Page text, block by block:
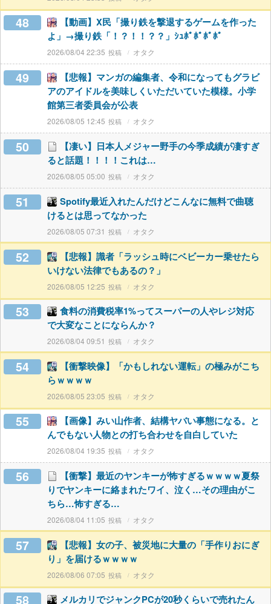
48
【動画】X民「撮り鉄を撃退するゲームを作った
よ」→撮り鉄「！？！！？？」ｼｭﾎﾟﾎﾟﾎﾟﾎﾟ
2026/08/04 22:35 オタク
49
【悲報】マンガの編集者、令和になってもグラビ
アのアイドルを美味しくいただいていた模様。小学
館第三者委員会が公表
2026/08/05 12:45 オタク
50
【凄い】日本人メジャー野手の今季成績が凄すぎ
ると話題！！！！これは…
2026/08/05 05:00 オタク
51
Spotify最近入れたんだけどこんなに無料で曲聴
けるとは思ってなかった
2026/08/05 07:31 オタク
52
【悲報】識者「ラッシュ時にベビーカー乗せたら
いけない法律でもあるの？」
2026/08/05 12:25 オタク
53
食料の消費税率1%ってスーパーの人やレジ対応
で大変なことにならんか？
2026/08/04 09:51 オタク
54
【衝撃映像】「かもしれない運転」の極みがこち
らｗｗｗｗ
2026/08/05 23:05 オタク
55
【画像】みい山作者、結構ヤバい事態になる。と
んでもない人物との打ち合わせを自白していた
2026/08/04 19:35 オタク
56
【衝撃】最近のヤンキーが怖すぎるｗｗｗｗ夏祭
りでヤンキーに絡まれたワイ、泣く…その理由がこ
ちら…怖すぎる…
2026/08/04 11:05 オタク
57
【悲報】女の子、被災地に大量の「手作りおにぎ
り」を届けるｗｗｗｗ
2026/08/06 07:05 オタク
58
メルカリでジャンクPCが20秒くらいで売れたん